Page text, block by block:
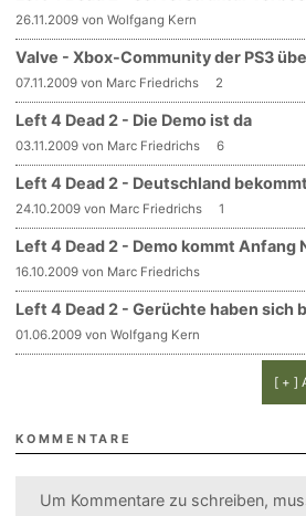
26.11.2009 von Wolfgang Kern
Valve - Xbox-Community der PS3
07.11.2009 von Marc Friedrichs 2
Left 4 Dead 2 - Die Demo ist da
03.11.2009 von Marc Friedrichs 6
Left 4 Dead 2 - Deutschland
24.10.2009 von Marc Friedrichs 1
Left 4 Dead 2 - Demo kommt Anfang
16.10.2009 von Marc Friedrichs
Left 4 Dead 2 - Gerüchte haben sich
01.06.2009 von Wolfgang Kern
[ + ]
KOMMENTARE
Um Kommentare zu schreiben,